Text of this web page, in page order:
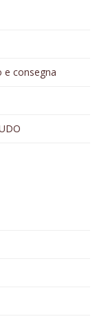
e consegna